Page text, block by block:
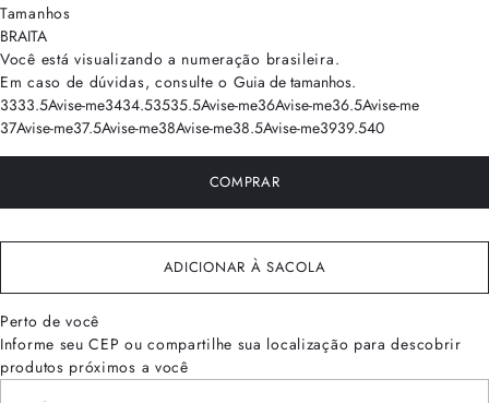
Tamanhos
BRAITA
Você está visualizando a numeração brasileira.
Em caso de dúvidas, consulte o Guia de tamanhos.
3333.5Avise-me3434.53535.5Avise-me36Avise-me36.5Avise-me
37Avise-me37.5Avise-me38Avise-me38.5Avise-me3939.540
COMPRAR
ADICIONAR À SACOLA
Perto de você
Informe seu CEP ou compartilhe sua localização para descobrir
produtos próximos a você